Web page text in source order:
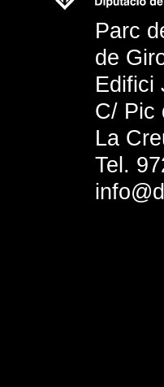
Parc
de
Edifici
C/ Pic
La
Tel.